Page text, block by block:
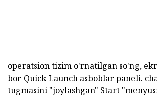
operatsion tizim o'rnatilgan so'ng,
bor Quick Launch asboblar paneli.
tugmasini "joylashgan" Start